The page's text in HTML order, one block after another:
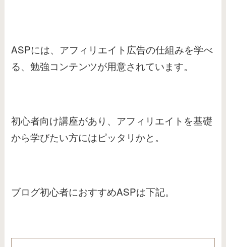
ASPには、アフィリエイト広告の仕組みを学べ
る、勉強コンテンツが用意されています。
初心者向け講座があり、アフィリエイトを基礎
から学びたい方にはピッタリかと。
ブログ初心者におすすめASPは下記。